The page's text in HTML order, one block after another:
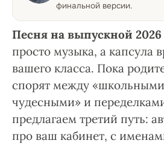
финальной версии.
Песня на выпускной 2026
просто музыка, а капсула
вашего класса. Пока
спорят между
чудесными» и
предлагаем третий путь:
про ваш кабинет, с